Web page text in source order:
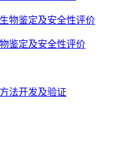
物鉴定及安全性评价
鉴定及安全性评价
法开发及验证